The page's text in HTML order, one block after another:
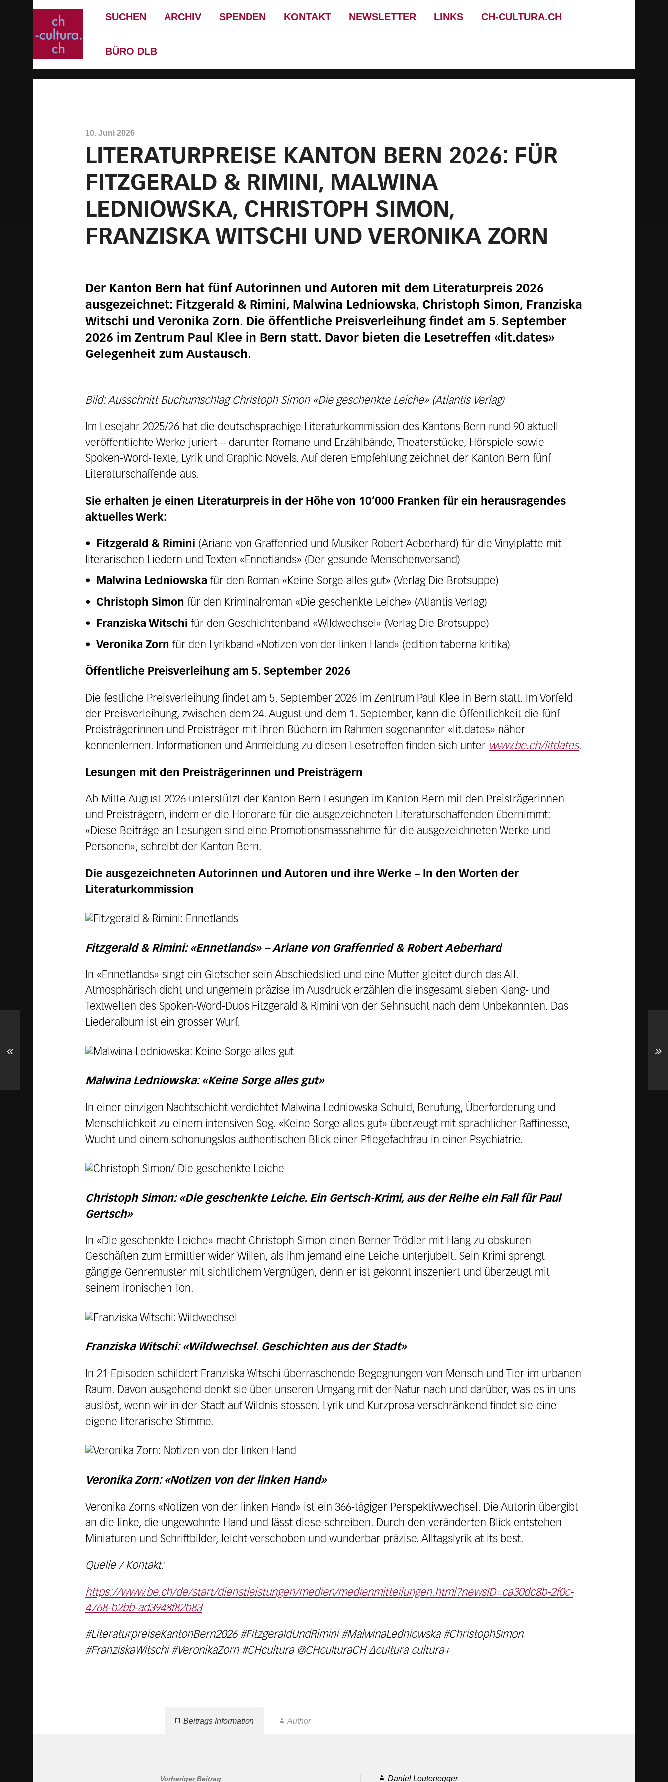
SUCHEN ARCHIV SPENDEN KONTAKT NEWSLETTER LINKS CH-CULTURA.CH
BÜRO DLB
10. Juni 2026
LITERATURPREISE KANTON BERN 2026: FÜR
FITZGERALD & RIMINI, MALWINA
LEDNIOWSKA, CHRISTOPH SIMON,
FRANZISKA WITSCHI UND VERONIKA ZORN
Der Kanton Bern hat fünf Autorinnen und Autoren mit dem Literaturpreis 2026
ausgezeichnet: Fitzgerald & Rimini, Malwina Ledniowska, Christoph Simon, Franziska
Witschi und Veronika Zorn. Die öffentliche Preisverleihung findet am 5. September
2026 im Zentrum Paul Klee in Bern statt. Davor bieten die Lesetreffen «lit.dates»
Gelegenheit zum Austausch.
Bild: Ausschnitt Buchumschlag Christoph Simon «Die geschenkte Leiche» (Atlantis Verlag)
Im Lesejahr 2025/26 hat die deutschsprachige Literaturkommission des Kantons Bern rund 90 aktuell
veröffentlichte Werke juriert – darunter Romane und Erzählbände, Theaterstücke, Hörspiele sowie
Spoken-Word-Texte, Lyrik und Graphic Novels. Auf deren Empfehlung zeichnet der Kanton Bern fünf
Literaturschaffende aus.
Sie erhalten je einen Literaturpreis in der Höhe von 10’000 Franken für ein herausragendes
aktuelles Werk:
Fitzgerald & Rimini (Ariane von Graffenried und Musiker Robert Aeberhard) für die Vinylplatte mit
literarischen Liedern und Texten «Ennetlands» (Der gesunde Menschenversand)
Malwina Ledniowskafür den Roman «Keine Sorge alles gut» (Verlag Die Brotsuppe)
Christoph Simon für den Kriminalroman «Die geschenkte Leiche» (Atlantis Verlag)
Franziska Witschi für den Geschichtenband «Wildwechsel» (Verlag Die Brotsuppe)
Veronika Zorn für den Lyrikband «Notizen von der linken Hand» (edition taberna kritika)
Öffentliche Preisverleihung am 5. September 2026
Die festliche Preisverleihung findet am 5. September 2026 im Zentrum Paul Klee in Bern statt. Im Vorfeld
der Preisverleihung, zwischen dem 24. August und dem 1. September, kann die Öffentlichkeit die fünf
Preisträgerinnen und Preisträger mit ihren Büchern im Rahmen sogenannter «lit.dates» näher
kennenlernen. Informationen und Anmeldung zu diesen Lesetreffen finden sich unter www.be.ch/litdates.
Lesungen mit den Preisträgerinnen und Preisträgern
Ab Mitte August 2026 unterstützt der Kanton Bern Lesungen im Kanton Bern mit den Preisträgerinnen
und Preisträgern, indem er die Honorare für die ausgezeichneten Literaturschaffenden übernimmt:
«Diese Beiträge an Lesungen sind eine Promotionsmassnahme für die ausgezeichneten Werke und
Personen», schreibt der Kanton Bern.
Die ausgezeichneten Autorinnen und Autoren und ihre Werke – In den Worten der
Literaturkommission
Fitzgerald & Rimini: «Ennetlands» – Ariane von Graffenried & Robert Aeberhard
In «Ennetlands» singt ein Gletscher sein Abschiedslied und eine Mutter gleitet durch das All.
Atmosphärisch dicht und ungemein präzise im Ausdruck erzählen die insgesamt sieben Klang- und
Textwelten des Spoken-Word-Duos Fitzgerald & Rimini von der Sehnsucht nach dem Unbekannten. Das
Liederalbum ist ein grosser Wurf.
Malwina Ledniowska: «Keine Sorge alles gut»
In einer einzigen Nachtschicht verdichtet Malwina Ledniowska Schuld, Berufung, Überforderung und
Menschlichkeit zu einem intensiven Sog. «Keine Sorge alles gut» überzeugt mit sprachlicher Raffinesse,
Wucht und einem schonungslos authentischen Blick einer Pflegefachfrau in einer Psychiatrie.
Christoph Simon: «Die geschenkte Leiche. Ein Gertsch-Krimi, aus der Reihe ein Fall für Paul
Gertsch»
In «Die geschenkte Leiche» macht Christoph Simon einen Berner Trödler mit Hang zu obskuren
Geschäften zum Ermittler wider Willen, als ihm jemand eine Leiche unterjubelt. Sein Krimi sprengt
gängige Genremuster mit sichtlichem Vergnügen, denn er ist gekonnt inszeniert und überzeugt mit
seinem ironischen Ton.
Franziska Witschi: «Wildwechsel. Geschichten aus der Stadt»
In 21 Episoden schildert Franziska Witschi überraschende Begegnungen von Mensch und Tier im urbanen
Raum. Davon ausgehend denkt sie über unseren Umgang mit der Natur nach und darüber, was es in uns
auslöst, wenn wir in der Stadt auf Wildnis stossen. Lyrik und Kurzprosa verschränkend findet sie eine
eigene literarische Stimme.
Veronika Zorn: «Notizen von der linken Hand»
Veronika Zorns «Notizen von der linken Hand» ist ein 366-tägiger Perspektivwechsel. Die Autorin übergibt
an die linke, die ungewohnte Hand und lässt diese schreiben. Durch den veränderten Blick entstehen
Miniaturen und Schriftbilder, leicht verschoben und wunderbar präzise. Alltagslyrik at its best.
Quelle / Kontakt:
https://www.be.ch/de/start/dienstleistungen/medien/medienmitteilungen.html?newsID=ca30dc8b-2f0c-
4768-b2bb-ad3948f82b83
#LiteraturpreiseKantonBern2026 #FitzgeraldUndRimini #MalwinaLedniowska #ChristophSimon
#FranziskaWitschi #VeronikaZorn #CHcultura @CHculturaCH ∆cultura cultura+
Beitrags Information Author
Daniel Leutenegger
Vorheriger Beitrag
« »